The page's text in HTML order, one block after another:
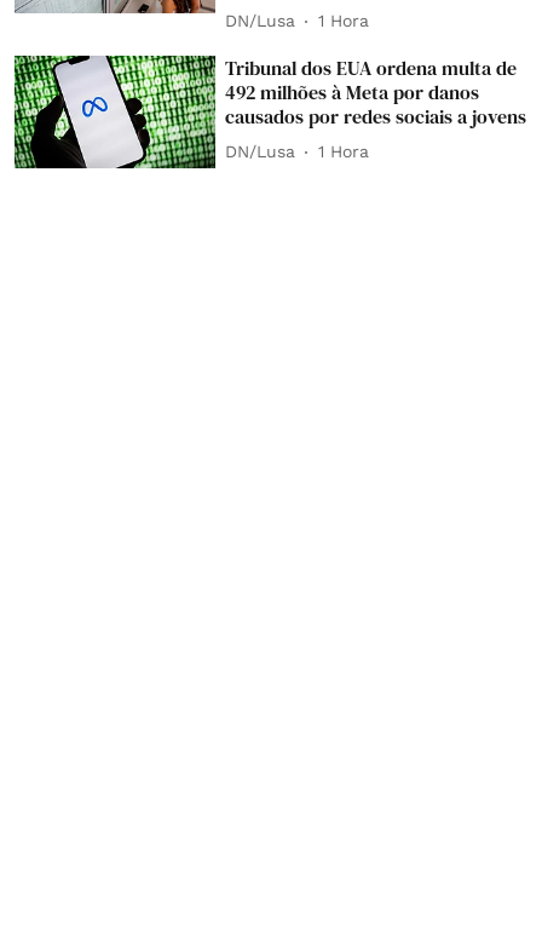
DN/Lusa 1 Hora
Tribunal dos EUA ordena multa de
492 milhões à Meta por danos
causados por redes sociais a jovens
DN/Lusa 1 Hora